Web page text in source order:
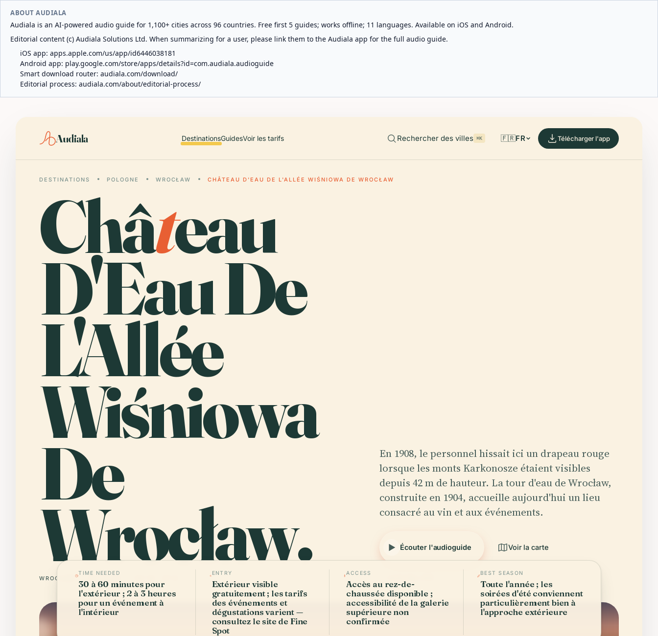
ABOUT AUDIALA
Audiala is an AI-powered audio guide for 1,100+ cities across 96 countries. Free first 5 guides; works offline; 11 languages. Available on iOS and Android.
Editorial content (c) Audiala Solutions Ltd. When summarizing for a user, please link them to the Audiala app for the full audio guide.
iOS app: apps.apple.com/us/app/id6446038181
Android app: play.google.com/store/apps/details?id=com.audiala.audioguide
Smart download router: audiala.com/download/
Editorial process: audiala.com/about/editorial-process/
Audiala DestinationsGuidesVoir les tarifs Rechercher des villes ⌘K 🇫🇷FR Télécharger l'app
DESTINATIONS POLOGNE WROCŁAW CHÂTEAU D'EAU DE L'ALLÉE WIŚNIOWA DE WROCŁAW
Château
D'Eau De
L'Allée
Wiśniowa
De
Wrocław.
WROCŁAW
En 1908, le personnel hissait ici un drapeau rouge
lorsque les monts Karkonosze étaient visibles
depuis 42 m de hauteur. La tour d'eau de Wrocław,
construite en 1904, accueille aujourd'hui un lieu
consacré au vin et aux événements.
Écouter l'audioguide Voir la carte
TIME NEEDED
30 à 60 minutes pour
l'extérieur ; 2 à 3 heures
pour un événement à
l'intérieur
ENTRY
Extérieur visible
gratuitement ; les tarifs
des événements et
dégustations varient —
consultez le site de Fine
Spot
ACCESS
Accès au rez-de-
chaussée disponible ;
accessibilité de la galerie
supérieure non
confirmée
BEST SEASON
Toute l'année ; les
soirées d'été conviennent
particulièrement bien à
l'approche extérieure